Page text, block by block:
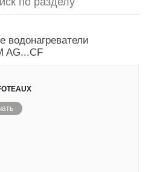
водонагреватели
AG...CF